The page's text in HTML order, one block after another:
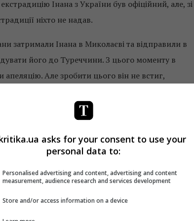
Інана з України був офіційний, але, зі
ніхто не надав.
затримали Інана в Миколаєві та відправили в
його до Туреччини. З цього моменту в
Але зробити цього він не встиг,
саме і хто вивозив його з країни – невідомо.
спецслужби в організації викрадень на
asks for your consent to use your
personal data to:
Personalised advertising and content, advertising and content
measurement, audience research and services development
Store and/or access information on a device